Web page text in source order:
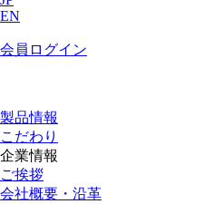
EN
会員ログイン
製品情報
こだわり
企業情報
ご挨拶
会社概要・沿革